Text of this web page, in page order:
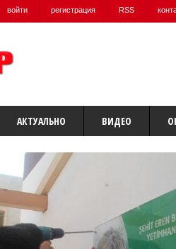
войти регистрация RSS
АКТУАЛЬНО ВИДЕО